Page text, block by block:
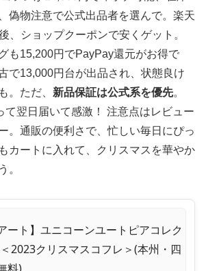
偽物注意で公式出品者を選んで。楽天
、ショップクーポンで安くゲット。
も15,200円でPayPay還元がお得で
で13,000円台が出品され、状態良け
。ただ、 新品保証は公式系を優先。
て翌日届いて感激！ 注意点はレビュー
。通販の便利さで、忙しい毎日にぴっ
カートに入れて、クリスマスを華やか
。